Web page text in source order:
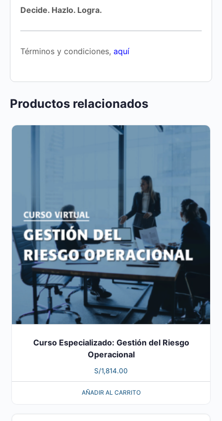
Decide. Hazlo. Logra.
Términos y condiciones, aquí
Productos relacionados
Curso Especializado: Gestión del Riesgo
Operacional
S/1,814.00
AÑADIR AL CARRITO